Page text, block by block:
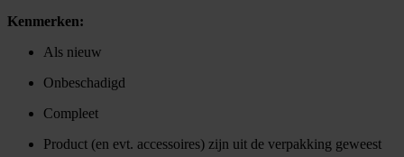
Kenmerken:
Als nieuw
Onbeschadigd
Compleet
Product (en evt. accessoires) zijn uit de verpakking geweest